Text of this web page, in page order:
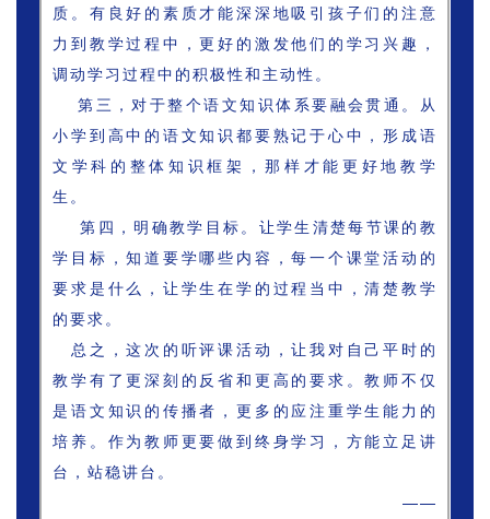
质。有良好的素质才能深深地吸引孩子们的注意
力到教学过程中，更好的激发他们的学习兴趣，
调动学习过程中的积极性和主动性。
第三，对于整个语文知识体系要融会贯通。从
小学到高中的语文知识都要熟记于心中，形成语
文学科的整体知识框架，那样才能更好地教学
生。
第四，明确教学目标。让学生清楚每节课的教
学目标，知道要学哪些内容，每一个课堂活动的
要求是什么，让学生在学的过程当中，清楚教学
的要求。
总之，这次的听评课活动，让我对自己平时的
教学有了更深刻的反省和更高的要求。教师不仅
是语文知识的传播者，更多的应注重学生能力的
培养。作为教师更要做到终身学习，方能立足讲
台，站稳讲台。
——